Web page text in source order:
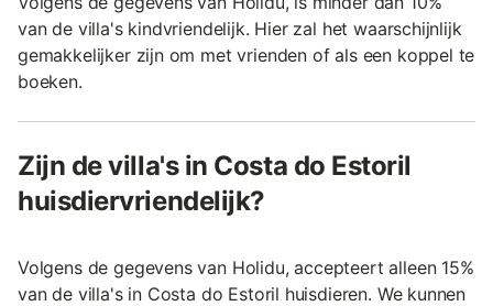
van de villa's kindvriendelijk. Hier zal het waarschijnlijk
gemakkelijker zijn om met vrienden of als een koppel te
boeken.
Zijn de villa's in Costa do Estoril
huisdiervriendelijk?
Volgens de gegevens van Holidu, accepteert alleen 15%
van de villa's in Costa do Estoril huisdieren. We kunnen